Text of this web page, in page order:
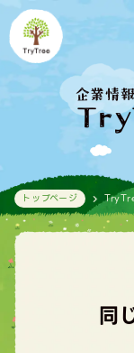
企業情報
トップページ
同